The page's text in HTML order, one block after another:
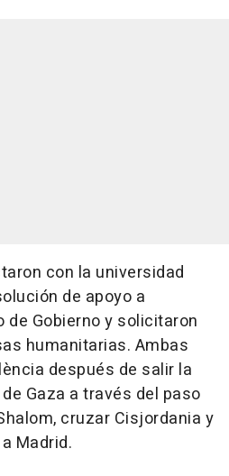
con la universidad
de apoyo a
de Gobierno y solicitaron
humanitarias. Ambas
después de salir la
Gaza a través del paso
cruzar Cisjordania y
Madrid.